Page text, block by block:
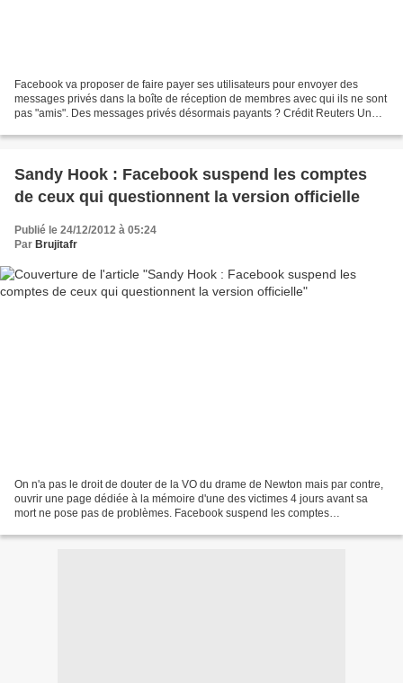
Facebook va proposer de faire payer ses utilisateurs pour envoyer des
messages privés dans la boîte de réception de membres avec qui ils ne sont
pas "amis". Des messages privés désormais payants ? Crédit Reuters Un
Sandy Hook : Facebook suspend les comptes
de ceux qui questionnent la version officielle
Publié le 24/12/2012 à 05:24
Par Brujitafr
On n'a pas le droit de douter de la VO du drame de Newton mais par contre,
ouvrir une page dédiée à la mémoire d'une des victimes 4 jours avant sa
mort ne pose pas de problèmes. Facebook suspend les comptes